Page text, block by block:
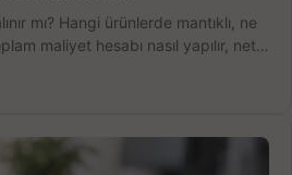
mı? Hangi ürünlerde mantıklı, ne
maliyet hesabı nasıl yapılır, net